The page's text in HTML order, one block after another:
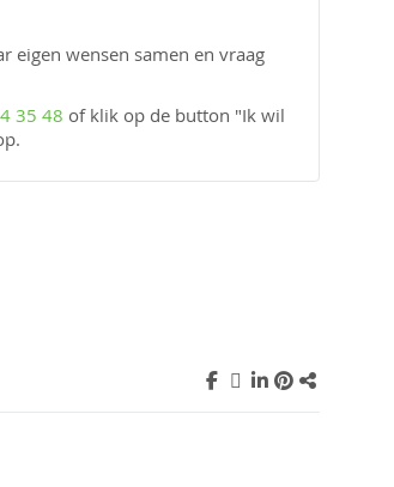
eigen wensen samen en vraag
35 48 of klik op de button "Ik wil